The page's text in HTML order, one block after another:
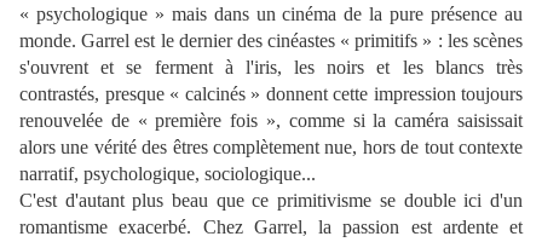
« psychologique » mais dans un cinéma de la pure présence au
monde. Garrel est le dernier des cinéastes « primitifs » : les scènes
s'ouvrent et se ferment à l'iris, les noirs et les blancs très
contrastés, presque « calcinés » donnent cette impression toujours
renouvelée de « première fois », comme si la caméra saisissait
alors une vérité des êtres complètement nue, hors de tout contexte
narratif, psychologique, sociologique...
C'est d'autant plus beau que ce primitivisme se double ici d'un
romantisme exacerbé. Chez Garrel, la passion est ardente et